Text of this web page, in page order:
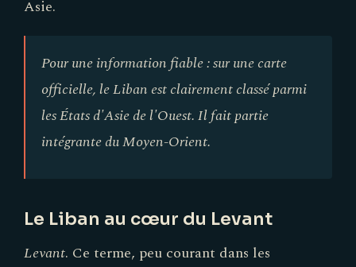
Asie.
Pour une information fiable : sur une carte
officielle, le Liban est clairement classé parmi
les États d'Asie de l'Ouest. Il fait partie
intégrante du Moyen-Orient.
Le Liban au cœur du Levant
Levant. Ce terme, peu courant dans les